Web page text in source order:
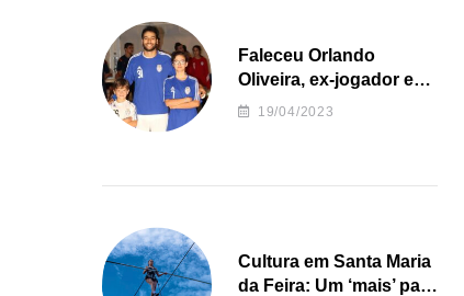
Faleceu Orlando
Oliveira, ex-jogador e
treinador da formação
19/04/2023
Cultura em Santa Maria
da Feira: Um ‘mais’ para